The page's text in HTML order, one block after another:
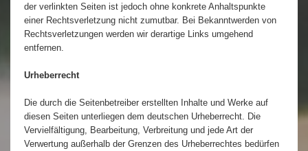
der verlinkten Seiten ist jedoch ohne konkrete Anhaltspunkte
einer Rechtsverletzung nicht zumutbar. Bei Bekanntwerden von
Rechtsverletzungen werden wir derartige Links umgehend
entfernen.
Urheberrecht
Die durch die Seitenbetreiber erstellten Inhalte und Werke auf
diesen Seiten unterliegen dem deutschen Urheberrecht. Die
Vervielfältigung, Bearbeitung, Verbreitung und jede Art der
Verwertung außerhalb der Grenzen des Urheberrechtes bedürfen